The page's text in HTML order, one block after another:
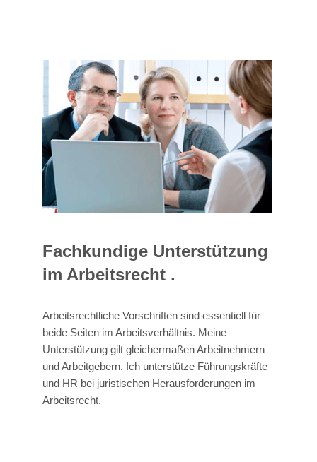
Fachkundige Unterstützung
im Arbeitsrecht .
Arbeitsrechtliche Vorschriften sind essentiell für
beide Seiten im Arbeitsverhältnis. Meine
Unterstützung gilt gleichermaßen Arbeitnehmern
und Arbeitgebern. Ich unterstütze Führungskräfte
und HR bei juristischen Herausforderungen im
Arbeitsrecht.